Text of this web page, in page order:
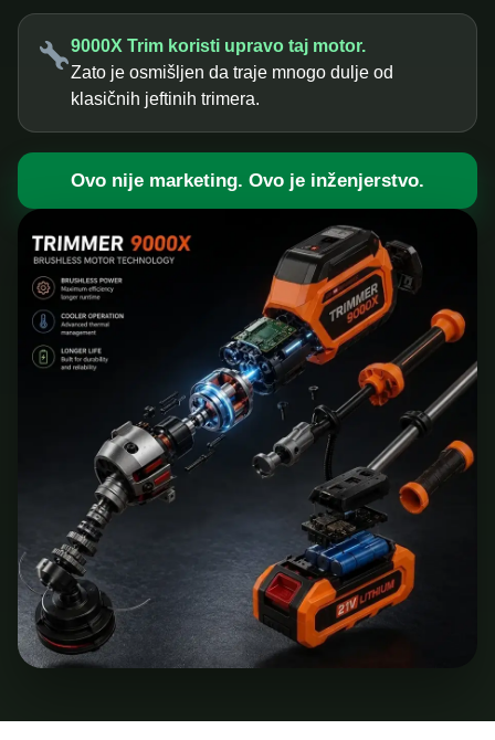
9000X Trim koristi upravo taj motor.
Zato je osmišljen da traje mnogo dulje od
klasičnih jeftinih trimera.
Ovo nije marketing. Ovo je inženjerstvo.